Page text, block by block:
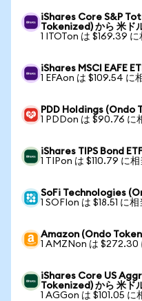
iShares Core S&P
Tokenized) から 米ド
1 ITOTon は $169.39 に
iShares MSCI EAFE
1 EFAon は $109.54 に
PDD Holdings (Ondo
1 PDDon は $90.76 に
iShares TIPS Bond
1 TIPon は $110.79 に相
SoFi Technologies
1 SOFIon は $18.51 に相
Amazon (Ondo
1 AMZNon は $272.30
iShares Core US
Tokenized) から 米ド
1 AGGon は $101.05 に